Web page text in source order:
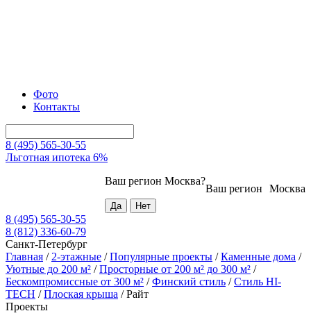
Фото
Контакты
8 (495) 565-30-55
Льготная ипотека 6%
Москва
Ваш регион
Ваш регион Москва?
8 (495) 565-30-55
8 (812) 336-60-79
Санкт-Петербург
Главная / 2-этажные /Популярные проекты /Каменные дома /
Уютные до 200 м² /Просторные от 200 м² до 300 м² /
Бескомпромиссные от 300 м² /Финский стиль /Стиль HI-
TECH /Плоская крыша /Райт
Проекты